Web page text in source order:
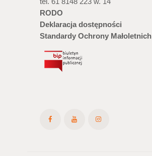
RODO
Deklaracja dostępności
Standardy Ochrony Małoletnich